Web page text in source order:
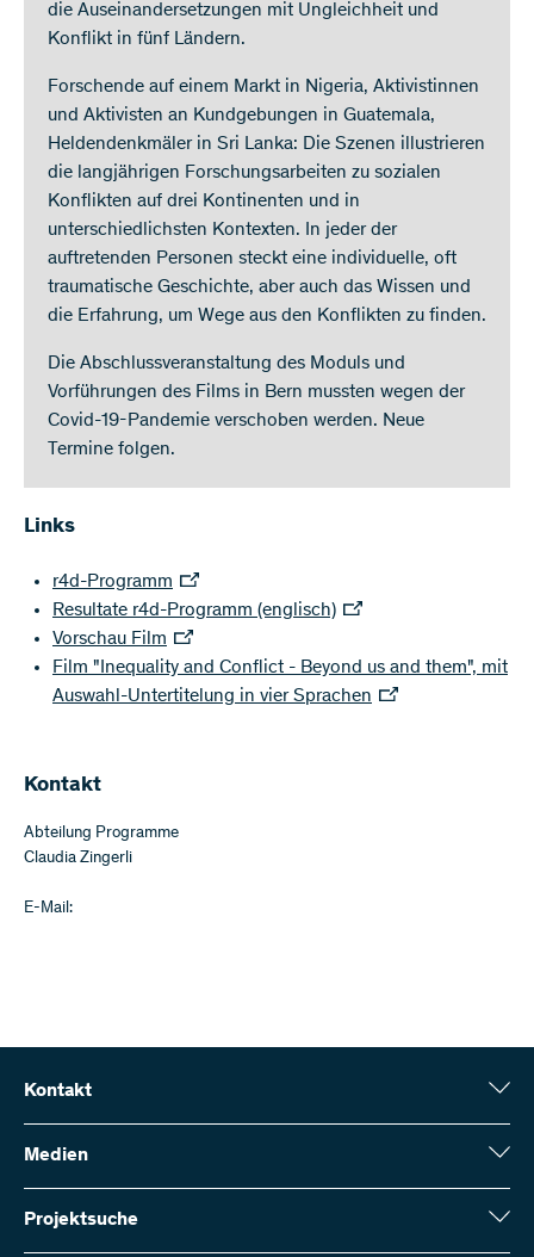
die Auseinandersetzungen mit Ungleichheit und
Konflikt in fünf Ländern.
Forschende auf einem Markt in Nigeria, Aktivistinnen
und Aktivisten an Kundgebungen in Guatemala,
Heldendenkmäler in Sri Lanka: Die Szenen illustrieren
die langjährigen Forschungsarbeiten zu sozialen
Konflikten auf drei Kontinenten und in
unterschiedlichsten Kontexten. In jeder der
auftretenden Personen steckt eine individuelle, oft
traumatische Geschichte, aber auch das Wissen und
die Erfahrung, um Wege aus den Konflikten zu finden.
Die Abschlussveranstaltung des Moduls und
Vorführungen des Films in Bern mussten wegen der
Covid-19-Pandemie verschoben werden. Neue
Termine folgen.
Links
r4d-Programm
Resultate r4d-Programm (englisch)
Vorschau Film
Film "Inequality and Conflict - Beyond us and them", mit
Auswahl-Untertitelung in vier Sprachen
Kontakt
Abteilung Programme
E-Mail:
Kontakt
Schweizerischer Nationalfonds (SNF)
Wildhainweg 3
Kontakt aufnehmen
Rechnung senden
Medien
Medienauskünfte
Jahresbericht
Projektsuche